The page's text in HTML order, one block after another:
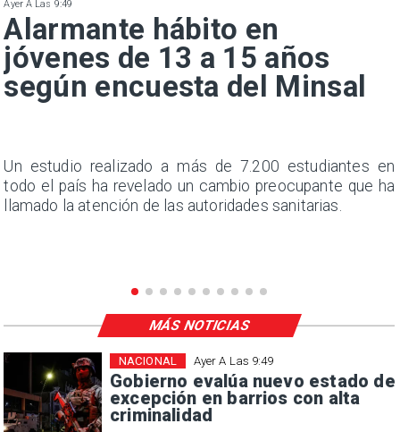
Ayer A Las 9:49
Alarmante hábito en
jóvenes de 13 a 15 años
según encuesta del Minsal
Un estudio realizado a más de 7.200 estudiantes en
todo el país ha revelado un cambio preocupante que ha
llamado la atención de las autoridades sanitarias.
Ayer A Las 9:49
Gobierno evalúa nuevo estado de
excepción en barrios con alta
criminalidad
NACIONAL
MÁS NOTICIAS